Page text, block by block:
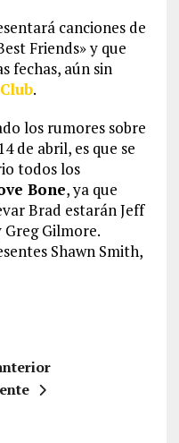
canciones de
Friends» y que
fechas, aún sin
.
los rumores sobre
de abril, es que se
todos los
Bone, ya que
Brad estarán Jeff
Gilmore.
Shawn Smith,